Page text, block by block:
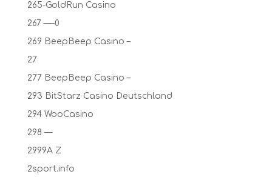
265-GoldRun Casino
267 —-0
269 BeepBeep Casino –
27
277 BeepBeep Casino –
293 BitStarz Casino Deutschland
294 WooCasino
298 —
2999A Z
2sport.info